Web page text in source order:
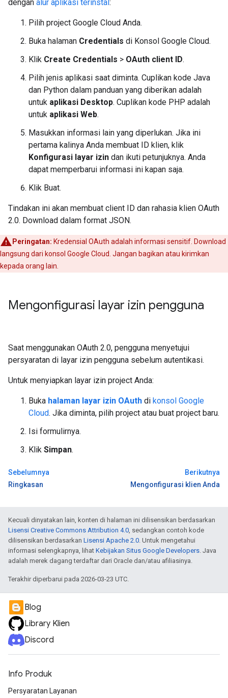
dengan alur aplikasi terinstal :
Pilih project Google Cloud Anda.
Buka halaman Credentials di Konsol Google Cloud.
Klik Create Credentials > OAuth client ID.
Pilih jenis aplikasi saat diminta. Cuplikan kode Java
dan Python dalam panduan yang diberikan adalah
untuk aplikasi Desktop. Cuplikan kode PHP adalah
untuk aplikasi Web.
Masukkan informasi lain yang diperlukan. Jika ini
pertama kalinya Anda membuat ID klien, klik
Konfigurasi layar izin dan ikuti petunjuknya. Anda
dapat memperbarui informasi ini kapan saja.
Klik Buat.
Tindakan ini akan membuat client ID dan rahasia klien OAuth
2.0. Download dalam format JSON.
Peringatan: Kredensial OAuth adalah informasi sensitif. Download
langsung dari konsol Google Cloud. Jangan bagikan atau kirimkan
kepada orang lain.
Mengonfigurasi layar izin pengguna
Saat menggunakan OAuth 2.0, pengguna menyetujui
persyaratan di layar izin pengguna sebelum autentikasi.
Untuk menyiapkan layar izin project Anda:
Buka halaman layar izin OAuth di konsol Google
Cloud. Jika diminta, pilih project atau buat project baru.
Isi formulirnya.
Klik Simpan.
Sebelumnya
Ringkasan
Berikutnya
Mengonfigurasi klien Anda
Kecuali dinyatakan lain, konten di halaman ini dilisensikan berdasarkan
Lisensi Creative Commons Attribution 4.0, sedangkan contoh kode
dilisensikan berdasarkan Lisensi Apache 2.0. Untuk mengetahui
informasi selengkapnya, lihat Kebijakan Situs Google Developers. Java
adalah merek dagang terdaftar dari Oracle dan/atau afiliasinya.
Terakhir diperbarui pada 2026-03-23 UTC.
Blog
Library Klien
Discord
Info Produk
Persyaratan Layanan